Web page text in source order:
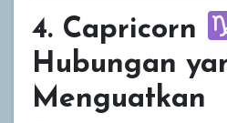
4. Capricorn
Hubungan
Menguatkan